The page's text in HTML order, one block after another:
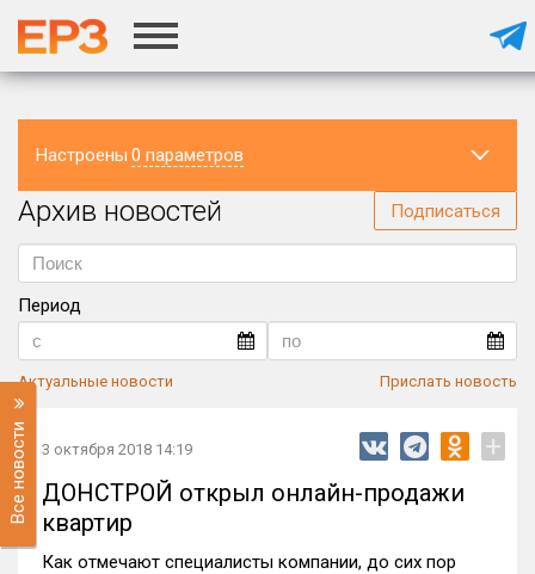
Настроены 0 параметров
Регион
Архив новостей Подписаться
Период
Актуальные новости Прислать новость
Все новости 3 октября 2018 14:19 +
ДОНСТРОЙ открыл онлайн-продажи
квартир
Как отмечают специалисты компании, до сих пор